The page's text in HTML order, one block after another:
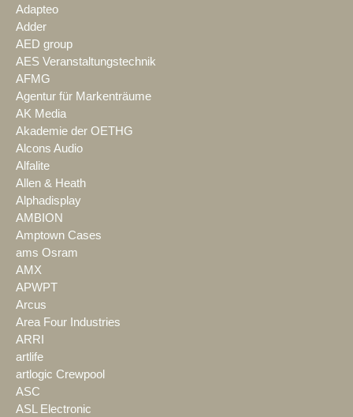
Adapteo
Adder
AED group
AES Veranstaltungstechnik
AFMG
Agentur für Markenträume
AK Media
Akademie der OETHG
Alcons Audio
Alfalite
Allen & Heath
Alphadisplay
AMBION
Amptown Cases
ams Osram
AMX
APWPT
Arcus
Area Four Industries
ARRI
artlife
artlogic Crewpool
ASC
ASL Electronic